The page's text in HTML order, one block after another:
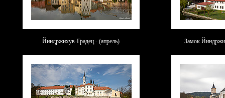
Йиндржихув-Градец - (апрель) Замок